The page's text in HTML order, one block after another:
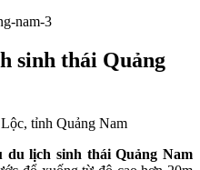
sinh thái Quảng
tỉnh Quảng Nam
du lịch sinh thái Quảng Nam